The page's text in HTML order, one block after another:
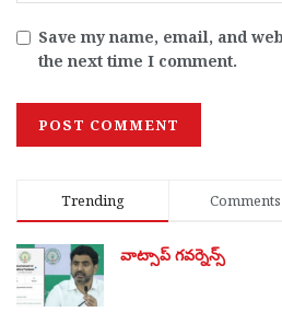
Save my name, email, and
the next time I comment.
Trending Comments
వాట్సాప్ గవర్నెన్స్